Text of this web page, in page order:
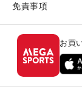
免責事項
お買